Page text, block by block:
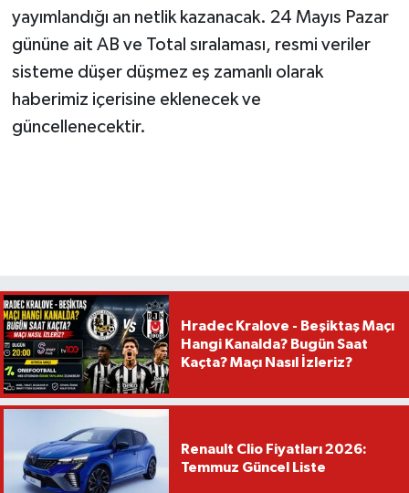
yayımlandığı an netlik kazanacak. 24 Mayıs Pazar
gününe ait AB ve Total sıralaması, resmi veriler
sisteme düşer düşmez eş zamanlı olarak
haberimiz içerisine eklenecek ve
güncellenecektir.
Hradec Kralove - Beşiktaş Maçı
Hangi Kanalda? Bugün Saat
Kaçta? Maçı Nasıl İzleriz?
Renault Clio Fiyatları 2026:
Temmuz Güncel Liste